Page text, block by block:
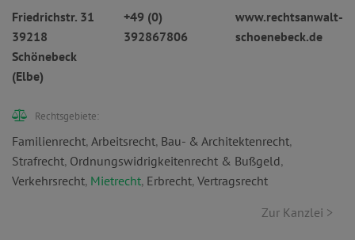
Friedrichstr. 31
39218
Schönebeck
(Elbe)
+49 (0)
392867806
www.rechtsanwalt-
schoenebeck.de
Rechtsgebiete:
Familienrecht, Arbeitsrecht, Bau- & Architektenrecht,
Strafrecht, Ordnungswidrigkeitenrecht & Bußgeld,
Verkehrsrecht, Mietrecht, Erbrecht, Vertragsrecht
Zur Kanzlei >